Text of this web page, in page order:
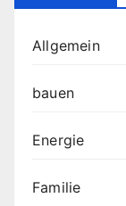
Allgemein
bauen
Energie
Familie